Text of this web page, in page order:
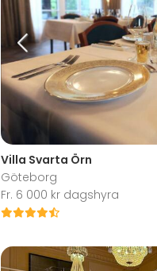
Villa Svarta Örn
Göteborg
Fr. 6 000 kr dagshyra